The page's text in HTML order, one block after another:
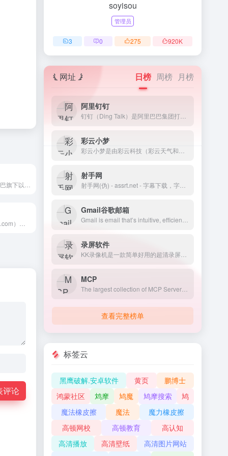
评论
soyisou
管理员
3 0 275 920K
网址 日榜 周榜 月榜
阿里钉钉
彩云小梦
射手网
Gmail谷歌邮箱
录屏软件
MCP
查看完整榜单
标签云
黑鹰破解.安卓软件 黄页
鹏博士
鸿蒙社区
鸩摩 鸠魔 鸠摩搜索
鸠
魔法橡皮擦
魔法
魔力橡皮擦
高顿网校
高顿教育
高认知
高清播放
高清壁纸
高清图片网站